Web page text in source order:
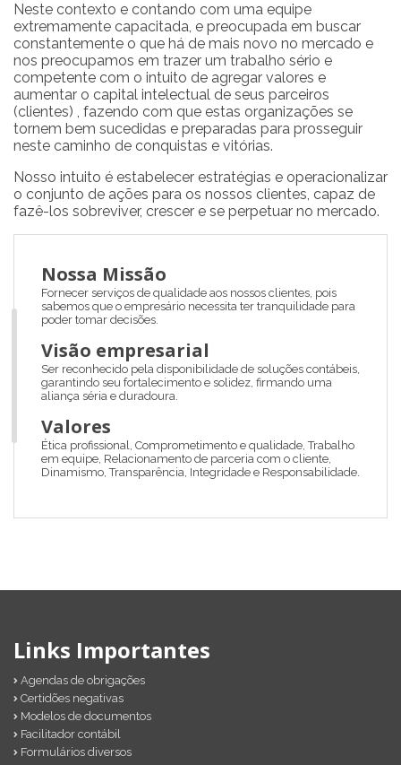
Neste contexto e contando com uma equipe
extremamente capacitada, e preocupada em buscar
constantemente o que há de mais novo no mercado e
nos preocupamos em trazer um trabalho sério e
competente com o intuito de agregar valores e
aumentar o capital intelectual de seus parceiros
(clientes) , fazendo com que estas organizações se
tornem bem sucedidas e preparadas para prosseguir
neste caminho de conquistas e vitórias.
Nosso intuito é estabelecer estratégias e operacionalizar
o conjunto de ações para os nossos clientes, capaz de
fazê-los sobreviver, crescer e se perpetuar no mercado.
Nossa Missão
Fornecer serviços de qualidade aos nossos clientes, pois
sabemos que o empresário necessita ter tranquilidade para
poder tomar decisões.
Visão empresarial
Ser reconhecido pela disponibilidade de soluções contábeis,
garantindo seu fortalecimento e solidez, firmando uma
aliança séria e duradoura.
Valores
Ética profissional, Comprometimento e qualidade, Trabalho
em equipe, Relacionamento de parceria com o cliente,
Dinamismo, Transparência, Integridade e Responsabilidade.
Links Importantes
Agendas de obrigações
Certidões negativas
Modelos de documentos
Facilitador contábil
Formulários diversos